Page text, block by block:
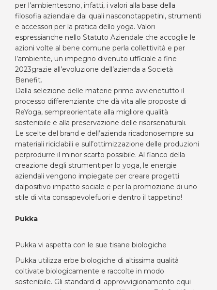
per l’ambientesono, infatti, i valori alla base della
filosofia aziendale dai quali nasconotappetini, strumenti
e accessori per la pratica dello yoga. Valori
espressianche nello Statuto Aziendale che accoglie le
azioni volte al bene comune perla collettività e per
l’ambiente, un impegno divenuto ufficiale a fine
2023grazie all’evoluzione dell’azienda a Società
Benefit.
Dalla selezione delle materie prime avvienetutto il
processo differenziante che dà vita alle proposte di
ReYoga, sempreorientate alla migliore qualità
sostenibile e alla preservazione delle risorsenaturali.
Le scelte del brand e dell’azienda ricadonosempre sui
materiali riciclabili e sull’ottimizzazione delle produzioni
perprodurre il minor scarto possibile. Al fianco della
creazione degli strumentiper lo yoga, le energie
aziendali vengono impiegate per creare progetti
dalpositivo impatto sociale e per la promozione di uno
stile di vita consapevolefuori e dentro il tappetino!
Pukka
Pukka vi aspetta con le sue tisane biologiche
Pukka utilizza erbe biologiche di altissima qualità
coltivate biologicamente e raccolte in modo
sostenibile. Gli standard di approvvigionamento equi